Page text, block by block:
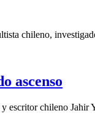
chileno,
ascenso
escritor chileno Jahir